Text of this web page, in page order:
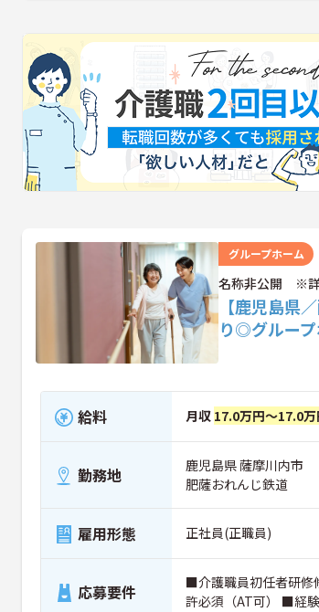
グループホーム
名称非公開 ※詳
【鹿児島県
り◎グループ
給料 月収 17.0万円～17.0万
勤務地
鹿児島県 薩摩川内市
肥薩おれんじ鉄道
雇用形態 正社員(正職員)
応募要件
■介護職員初任者研
許必須（AT可） ■経